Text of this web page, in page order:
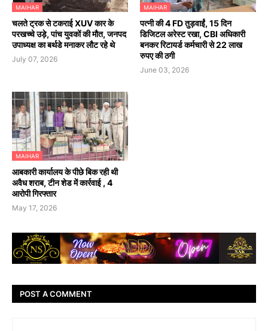
MAIHAR
चलते ट्रक से टकराई XUV कार के
परखच्चे उड़े, पांच युवकों की मौत, जनपद
उपाध्यक्ष का बर्थडे मनाकर लौट रहे थे
July 07, 2026
MAIHAR
पत्नी की 4 FD तुड़वाईं, 15 दिन
डिजिटल अरेस्ट रखा, CBI अधिकारी
बनकर रिटायर्ड कर्मचारी से 22 लाख
रुपए की ठगी
June 03, 2026
MAIHAR
आबकारी कार्यालय के पीछे बिक रही थी
अवैध शराब, टीन शेड में कार्रवाई , 4
आरोपी गिरफ्तार
May 17, 2026
POST A COMMENT